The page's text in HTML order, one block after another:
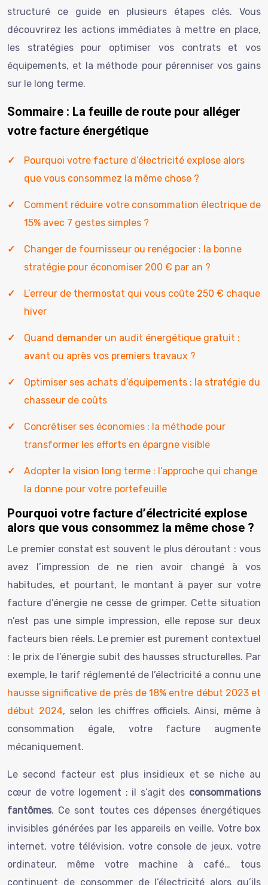
structuré ce guide en plusieurs étapes clés. Vous
découvrirez les actions immédiates à mettre en place,
les stratégies pour optimiser vos contrats et vos
équipements, et la méthode pour pérenniser vos gains
sur le long terme.
Sommaire : La feuille de route pour alléger
votre facture énergétique
Pourquoi votre facture d’électricité explose alors
que vous consommez la même chose ?
Comment réduire votre consommation électrique de
15% avec 7 gestes simples ?
Changer de fournisseur ou renégocier : la bonne
stratégie pour économiser 200 € par an ?
L’erreur de thermostat qui vous coûte 250 € chaque
hiver
Quand demander un audit énergétique gratuit :
avant ou après vos premiers travaux ?
Optimiser ses achats d’équipements : la stratégie du
chasseur de coûts
Concrétiser ses économies : la méthode pour
transformer les efforts en épargne visible
Adopter la vision long terme : l’approche qui change
la donne pour votre portefeuille
Pourquoi votre facture d’électricité explose
alors que vous consommez la même chose ?
Le premier constat est souvent le plus déroutant : vous
avez l’impression de ne rien avoir changé à vos
habitudes, et pourtant, le montant à payer sur votre
facture d’énergie ne cesse de grimper. Cette situation
n’est pas une simple impression, elle repose sur deux
facteurs bien réels. Le premier est purement contextuel
: le prix de l’énergie subit des hausses structurelles. Par
exemple, le tarif réglementé de l’électricité a connu une
hausse significative de près de 18% entre début 2023 et
début 2024, selon les chiffres officiels. Ainsi, même à
consommation égale, votre facture augmente
mécaniquement.
Le second facteur est plus insidieux et se niche au
cœur de votre logement : il s’agit des consommations
fantômes. Ce sont toutes ces dépenses énergétiques
invisibles générées par les appareils en veille. Votre box
internet, votre télévision, votre console de jeux, votre
ordinateur, même votre machine à café… tous
continuent de consommer de l’électricité alors qu’ils